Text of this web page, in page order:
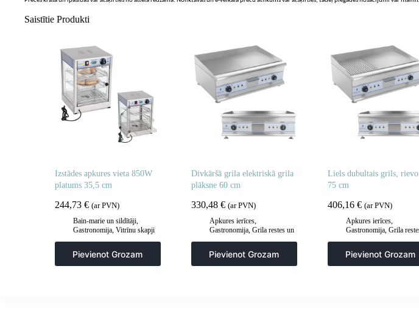
Saistītie Produkti
Izstādes apkures vieta 850W
platums 35,5 cm
244,73 € (ar PVN)
Bain-marie un sildītāji,
Gastronomija, Vitrīnu skapji
Pievienot Grozam
Divkāršā grila elektriskā grila
plāksne 60 cm
330,48 € (ar PVN)
Apkures ierīces,
Gastronomija, Grila restes un
Pievienot Grozam
Liels dubultais grils,
75 cm
406,16 € (ar PVN)
Apkures ierīces,
Gastronomija, Grila
Pievienot Grozam